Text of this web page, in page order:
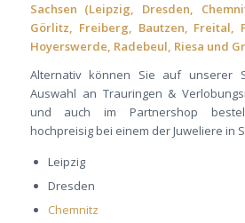
Sachsen (Leipzig, Dresden,
Görlitz, Freiberg, Bautzen, Freital,
Hoyerswerde, Radebeul, Riesa und
Alternativ können Sie auf unserer
Auswahl an Trauringen &
und auch im Partnershop
hochpreisig bei einem der Juweliere in
Leipzig
Dresden
Chemnitz